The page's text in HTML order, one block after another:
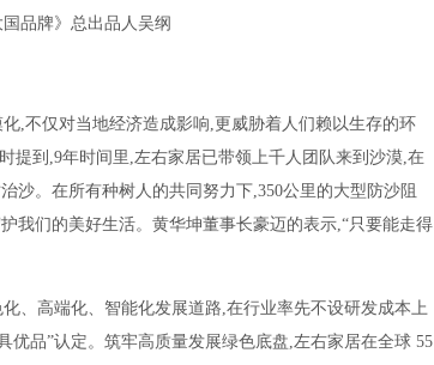
品牌》总出品人吴纲
,不仅对当地经济造成影响,更威胁着人们赖以生存的环
提到,9年时间里,左右家居已带领上千人团队来到沙漠,在
沙。在所有种树人的共同努力下,350公里的大型防沙阻
我们的美好生活。黄华坤董事长豪迈的表示,“只要能走得
、高端化、智能化发展道路,在行业率先不设研发成本上
优品”认定。筑牢高质量发展绿色底盘,左右家居在全球 55